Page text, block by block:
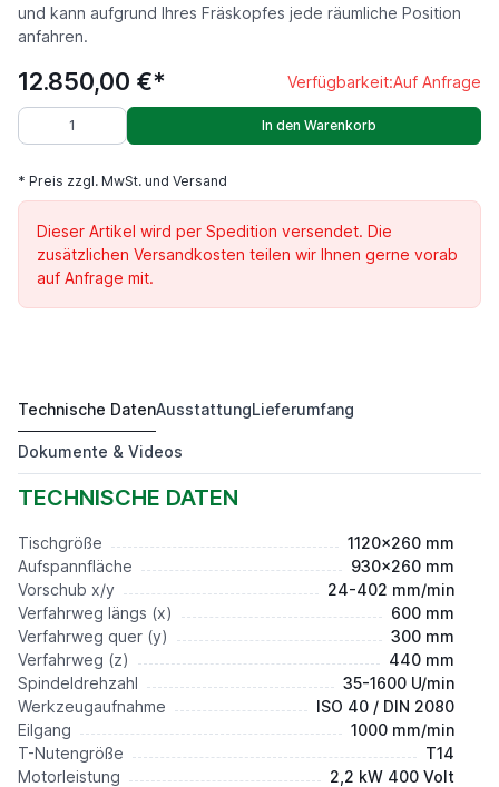
und kann aufgrund Ihres Fräskopfes jede räumliche Position
anfahren.
12.850,00 €* Verfügbarkeit:Auf Anfrage
In den Warenkorb
* Preis zzgl. MwSt. und Versand
Dieser Artikel wird per Spedition versendet. Die
zusätzlichen Versandkosten teilen wir Ihnen gerne vorab
auf Anfrage mit.
FKM 660 B -1
12.850,00 €*
Technische DatenAusstattungLieferumfang
Dokumente & Videos
TECHNISCHE DATEN
Tischgröße
1120x260 mm
Aufspannfläche
930x260 mm
Vorschub x/y
24-402 mm/min
Verfahrweg längs (x)
600 mm
Verfahrweg quer (y)
300 mm
Verfahrweg (z)
440 mm
Spindeldrehzahl
35-1600 U/min
Werkzeugaufnahme
ISO 40 / DIN 2080
Eilgang
1000 mm/min
T-Nutengröße
T14
Motorleistung
2,2 kW 400 Volt